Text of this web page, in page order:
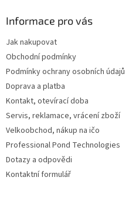
Informace pro vás
Jak nakupovat
Obchodní podmínky
Podmínky ochrany osobních údajů
Doprava a platba
Kontakt, otevírací doba
Servis, reklamace, vrácení zboží
Velkoobchod, nákup na ičo
Professional Pond Technologies
Dotazy a odpovědi
Kontaktní formulář